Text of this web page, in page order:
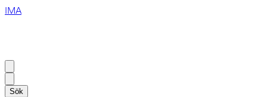
IMA
Sök